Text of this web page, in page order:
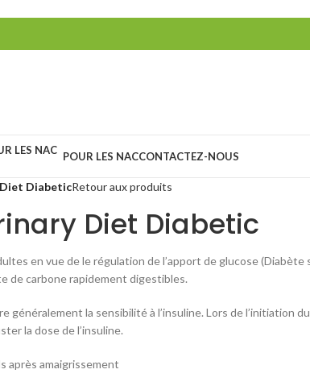
POUR LES NACCONTACTEZ-NOUS
DiabeticRetour aux produits
Diet Diabetic
en vue de le régulation de l’apport de glucose (Diabète
de carbone rapidement digestibles.
généralement la sensibilité à l’insuline. Lors de l’initiation
la dose de l’insuline.
après amaigrissement